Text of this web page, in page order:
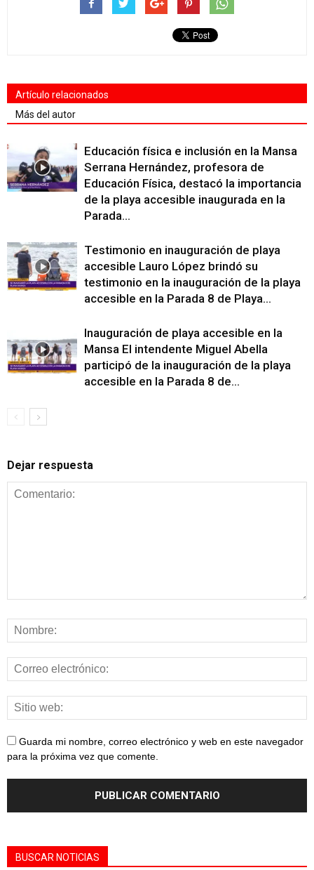
Artículo relacionados
Más del autor
Educación física e inclusión en la Mansa
Serrana Hernández, profesora de
Educación Física, destacó la importancia
de la playa accesible inaugurada en la
Parada...
Testimonio en inauguración de playa
accesible Lauro López brindó su
testimonio en la inauguración de la playa
accesible en la Parada 8 de Playa...
Inauguración de playa accesible en la
Mansa El intendente Miguel Abella
participó de la inauguración de la playa
accesible en la Parada 8 de...
Dejar respuesta
Guarda mi nombre, correo electrónico y web en este navegador
para la próxima vez que comente.
BUSCAR NOTICIAS